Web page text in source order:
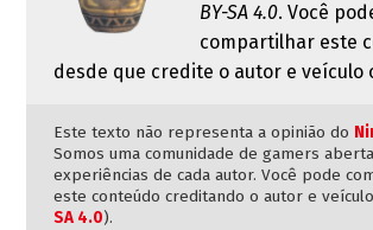
BY-SA 4.0. Você
compartilhar este
desde que credite o autor e veículo
Este texto não representa a opinião do
Somos uma comunidade de gamers
experiências de cada autor. Você pode
este conteúdo creditando o autor e
SA 4.0).